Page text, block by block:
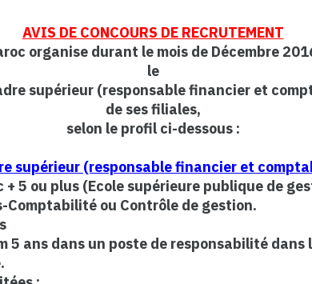
AVIS DE CONCOURS DE RECRUTEMENT
organise durant le mois de Décembre
le
supérieur (responsable financier et
de ses filiales,
selon le profil ci-dessous :
supérieur (responsable financier et
+ 5 ou plus (Ecole supérieure publique de
Comptabilité ou Contrôle de gestion.
5 ans dans un poste de responsabilité